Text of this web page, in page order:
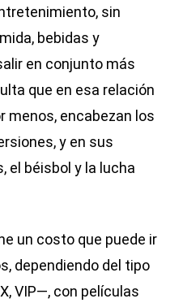
sin
bebidas y
en conjunto más
que en esa relación
menos, encabezan los
y en sus
el béisbol y la lucha
un costo que puede ir
dependiendo del tipo
VIP—, con películas